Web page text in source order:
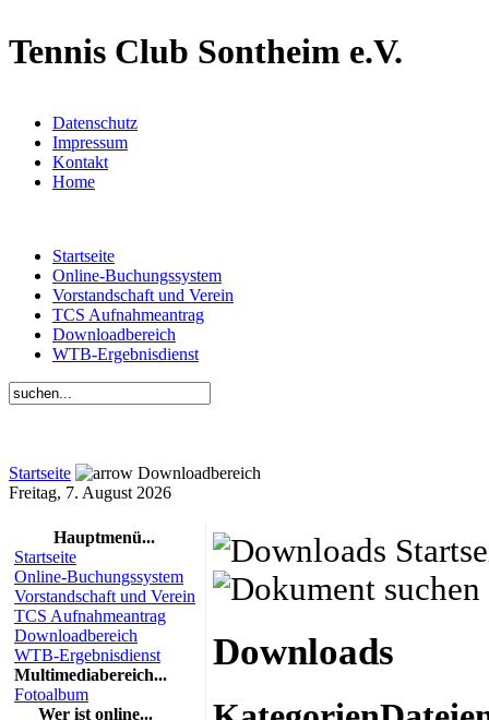
Tennis Club Sontheim e.V.
Datenschutz
Impressum
Kontakt
Home
Startseite
Online-Buchungssystem
Vorstandschaft und Verein
TCS Aufnahmeantrag
Downloadbereich
WTB-Ergebnisdienst
Startseite
Downloadbereich
Freitag, 7. August 2026
Hauptmenü...
Startseite
Online-Buchungssystem
Vorstandschaft und Verein
TCS Aufnahmeantrag
Downloadbereich
WTB-Ergebnisdienst
Multimediabereich...
Fotoalbum
Wer ist online...
Downloads